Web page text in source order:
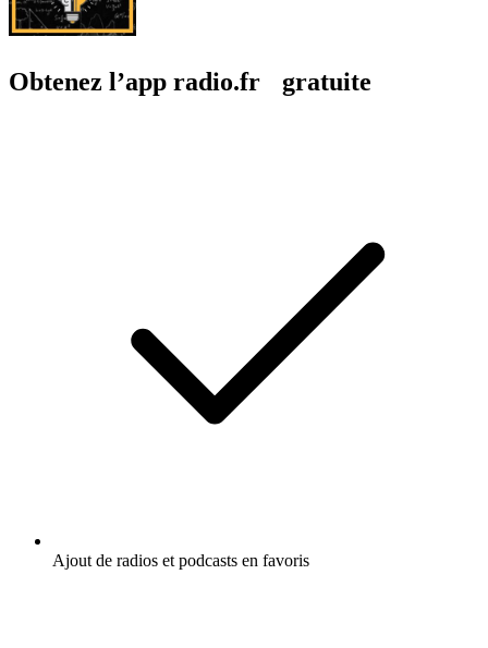
Obtenez l’app radio.fr gratuite
Ajout de radios et podcasts en favoris